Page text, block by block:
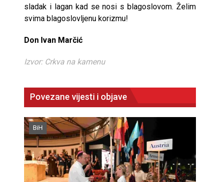
sladak i lagan kad se nosi s blagoslovom. Želim
svima blagoslovljenu korizmu!
Don Ivan Marčić
Izvor: Crkva na kamenu
Povezane vijesti i objave
BiH